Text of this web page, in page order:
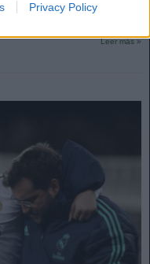
Privacy Policy
atrás te traemos las
Leer más »